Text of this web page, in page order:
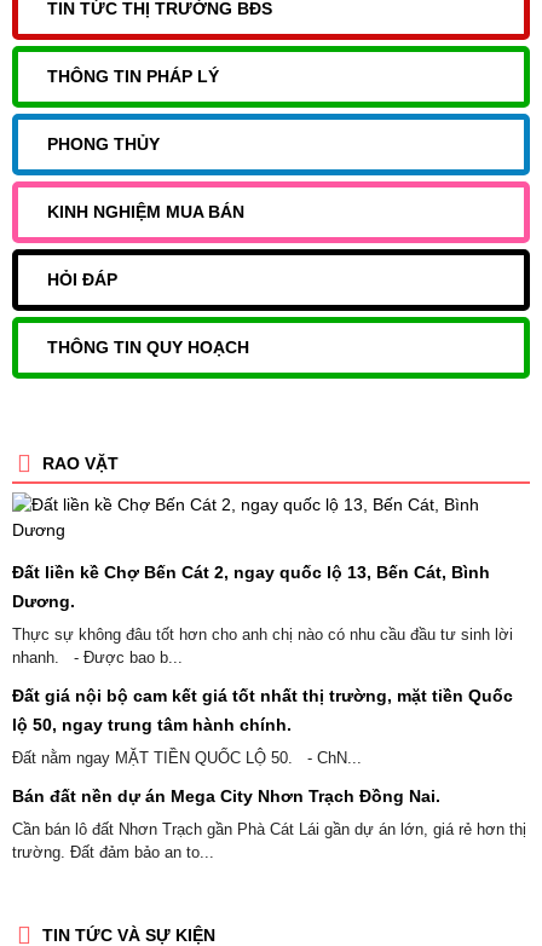
TIN TỨC THỊ TRƯỜNG BĐS
THÔNG TIN PHÁP LÝ
PHONG THỦY
KINH NGHIỆM MUA BÁN
HỎI ĐÁP
THÔNG TIN QUY HOẠCH
RAO VẶT
Đất liền kề Chợ Bến Cát 2, ngay quốc lộ 13, Bến Cát, Bình
Dương.
Thực sự không đâu tốt hơn cho anh chị nào có nhu cầu đầu tư sinh lời
nhanh. - Được bao b...
Đất giá nội bộ cam kết giá tốt nhất thị trường, mặt tiền Quốc
lộ 50, ngay trung tâm hành chính.
Đất nằm ngay MẶT TIỀN QUỐC LỘ 50. - ChN...
Bán đất nền dự án Mega City Nhơn Trạch Đồng Nai.
Cần bán lô đất Nhơn Trạch gần Phà Cát Lái gần dự án lớn, giá rẻ hơn thị
trường. Đất đảm bảo an to...
TIN TỨC VÀ SỰ KIỆN